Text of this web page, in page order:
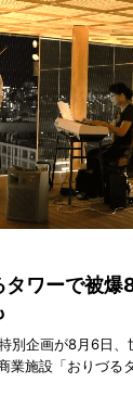
タワーで被
別企画が8月6日
業施設「おりづる